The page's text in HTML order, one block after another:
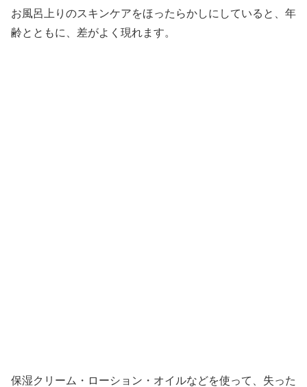
お風呂上りのスキンケアをほったらかしにしていると、年
齢とともに、差がよく現れます。
保湿クリーム・ローション・オイルなどを使って、失った